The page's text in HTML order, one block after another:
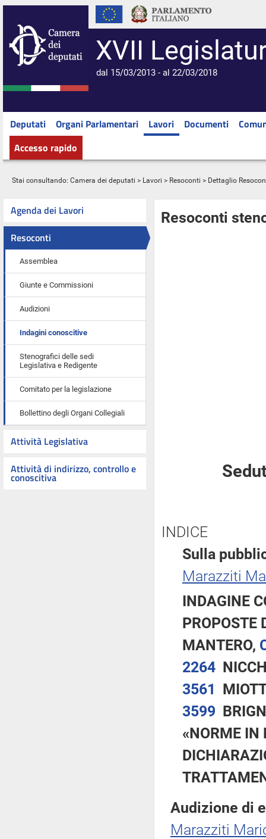
XVII
dal 15/03/2013 - al 22/03/2018
Deputati Organi Parlamentari Lavori Documenti
Accesso rapido
Stai consultando: Camera dei deputati > Lavori > Resoconti > Dettaglio
Agenda dei Lavori
Resoconti
Assemblea
Giunte e Commissioni
Audizioni
Indagini conoscitive
Stenografici delle sedi
Legislativa e Redigente
Comitato per la legislazione
Bollettino degli Organi Collegiali
Attività Legislativa
Attività di indirizzo, controllo e
conoscitiva
Resoconti
INDICE
Sulla
Marazziti
INDAGINE
PROPOSTE
MANTERO,
2264
3561
3599
«NORME IN
Audizione di
Marazziti